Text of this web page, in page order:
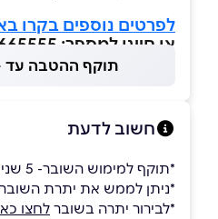
לפרטים נוספים בקרו
או חייגו למספר: 0732665555
תוקף ההטבה עד -
חשוב לדעת
*תוקף למימוש השובר- 5 שנים.
*ניתן לממש את יתרת
*לבירור יתרה בשובר לחצו